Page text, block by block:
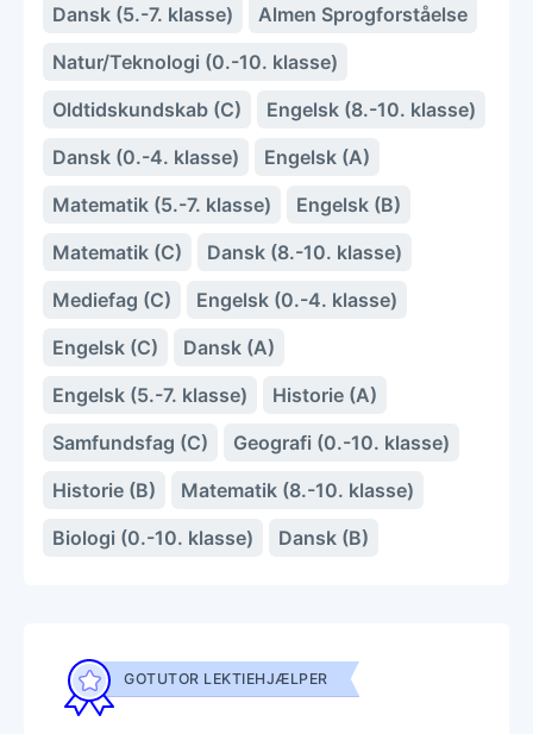
Dansk (5.-7. klasse)
Almen Sprogforståelse
Natur/Teknologi (0.-10. klasse)
Oldtidskundskab (C)
Engelsk (8.-10. klasse)
Dansk (0.-4. klasse)
Engelsk (A)
Matematik (5.-7. klasse)
Engelsk (B)
Matematik (C)
Dansk (8.-10. klasse)
Mediefag (C)
Engelsk (0.-4. klasse)
Engelsk (C)
Dansk (A)
Engelsk (5.-7. klasse)
Historie (A)
Samfundsfag (C)
Geografi (0.-10. klasse)
Historie (B)
Matematik (8.-10. klasse)
Biologi (0.-10. klasse)
Dansk (B)
GOTUTOR LEKTIEHJÆLPER